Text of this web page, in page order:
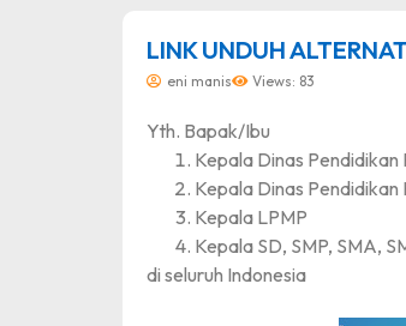
LINK UNDUH
eni manis Views: 83
Yth. Bapak/Ibu
Kepala Dinas Pendidikan
Kepala Dinas
Kepala LPMP
Kepala SD, SMP, SMA,
di seluruh Indonesia